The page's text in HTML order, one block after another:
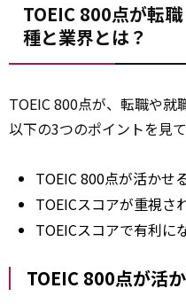
TOEIC 800点が転
種と業界とは？
TOEIC 800点が、転職や就
以下の3つのポイントを見
TOEIC 800点が活かせ
TOEICスコアが重視さ
TOEICスコアで有利に
TOEIC 800点が活